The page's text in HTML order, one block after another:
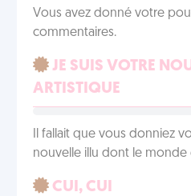
Vous avez donné votre
commentaires.
JE SUIS VOTRE
ARTISTIQUE
Il fallait que vous donniez
nouvelle illu dont le monde
CUI, CUI